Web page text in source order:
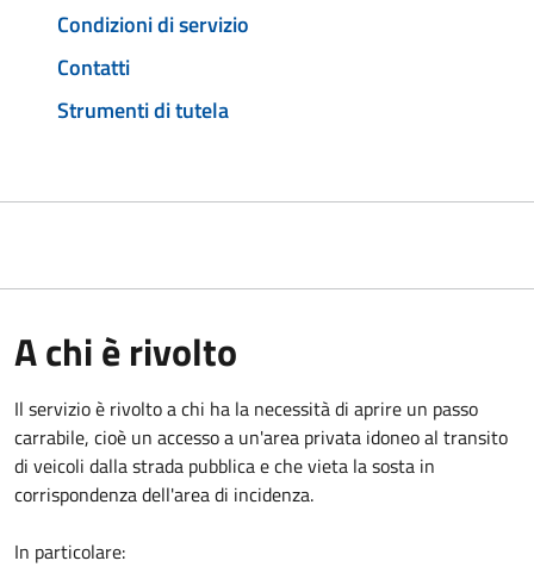
Condizioni di servizio
Contatti
Strumenti di tutela
A chi è rivolto
Il servizio è rivolto a chi ha la necessità di aprire un passo
carrabile, cioè un accesso a un'area privata idoneo al transito
di veicoli dalla strada pubblica e che vieta la sosta in
corrispondenza dell'area di incidenza.
In particolare: